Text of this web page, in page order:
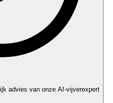
advies van onze AI-vijverexpert